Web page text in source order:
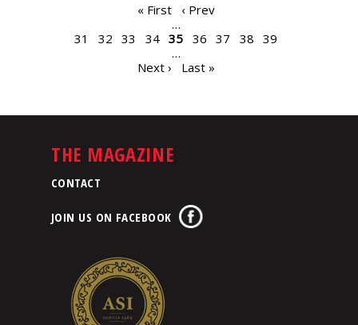
« First
‹ Prev
…
31
32 33 34 35 36 37 38
39
…
Next ›
Last »
THE MAGAZINE
CONTACT
JOIN US ON FACEBOOK